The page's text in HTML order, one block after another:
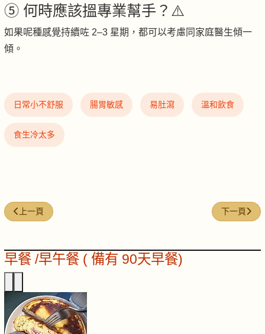
⑤ 何時應該搵專業幫手？⚠️
如果呢種感覺持續咗 2–3 星期，都可以考慮同家庭醫生傾一
傾。
日常小不舒服 腸胃敏感 易肚瀉 溫和飲食
食生冷太多
上一篇文章: NFW-29｜便秘／好幾日先去一次
上一頁 下一篇文章
下一頁
早餐 /早午餐 ( 備有 90天早餐)